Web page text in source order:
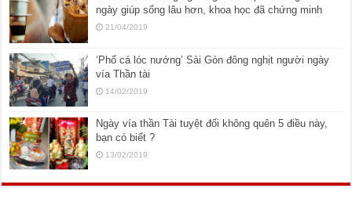
ngày giúp sống lâu hơn, khoa học đã chứng minh
21/04/2019
‘Phố cá lóc nướng’ Sài Gòn đông nghịt người ngày
vía Thần tài
14/02/2019
Ngày vía thần Tài tuyệt đối không quên 5 điều này,
bạn có biết ?
13/02/2019